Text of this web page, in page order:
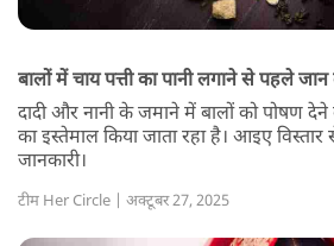
बालों में चाय पत्ती का पानी लगाने से पहले
दादी और नानी के जमाने में बालों को पोषण देने
का इस्तेमाल किया जाता रहा है। आइए
जानकारी।
टीम Her Circle | अक्टूबर 27, 2025